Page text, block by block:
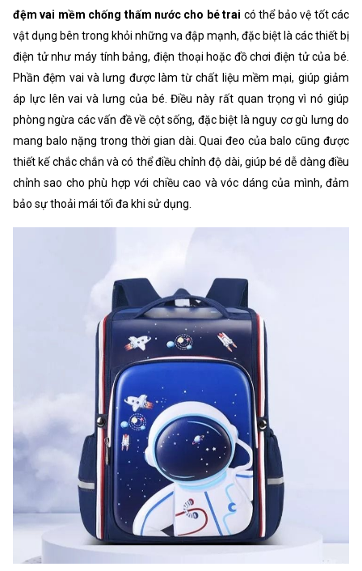
đệm vai mềm chống thấm nước cho bé trai có thể bảo vệ tốt các
vật dụng bên trong khỏi những va đập mạnh, đặc biệt là các thiết bị
điện tử như máy tính bảng, điện thoại hoặc đồ chơi điện tử của bé.
Phần đệm vai và lưng được làm từ chất liệu mềm mại, giúp giảm
áp lực lên vai và lưng của bé. Điều này rất quan trọng vì nó giúp
phòng ngừa các vấn đề về cột sống, đặc biệt là nguy cơ gù lưng do
mang balo nặng trong thời gian dài. Quai đeo của balo cũng được
thiết kế chắc chắn và có thể điều chỉnh độ dài, giúp bé dễ dàng điều
chỉnh sao cho phù hợp với chiều cao và vóc dáng của mình, đảm
bảo sự thoải mái tối đa khi sử dụng.